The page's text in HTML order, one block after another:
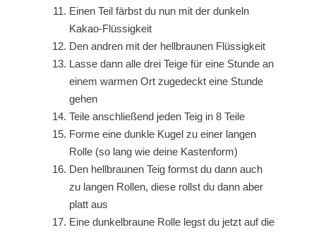
Einen Teil färbst du nun mit der dunkeln
Kakao-Flüssigkeit
Den andren mit der hellbraunen Flüssigkeit
Lasse dann alle drei Teige für eine Stunde an
einem warmen Ort zugedeckt eine Stunde
gehen
Teile anschließend jeden Teig in 8 Teile
Forme eine dunkle Kugel zu einer langen
Rolle (so lang wie deine Kastenform)
Den hellbraunen Teig formst du dann auch
zu langen Rollen, diese rollst du dann aber
platt aus
Eine dunkelbraune Rolle legst du jetzt auf die